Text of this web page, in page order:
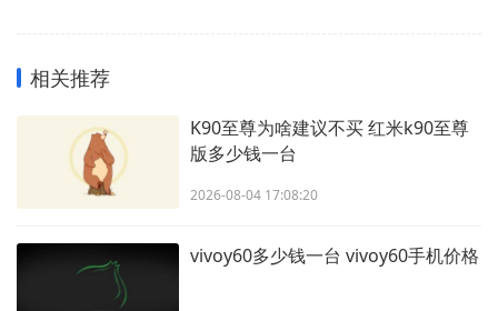
相关推荐
K90至尊为啥建议不买 红米k90至尊
版多少钱一台
2026-08-04 17:08:20
vivoy60多少钱一台 vivoy60手机价格